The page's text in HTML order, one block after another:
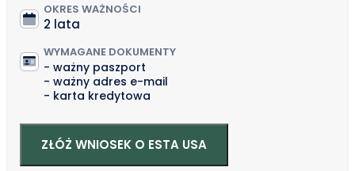
OKRES WAŻNOŚCI
2 lata
WYMAGANE DOKUMENTY
ważny paszport
ważny adres e-mail
karta kredytowa
ZŁÓŻ WNIOSEK O ESTA USA